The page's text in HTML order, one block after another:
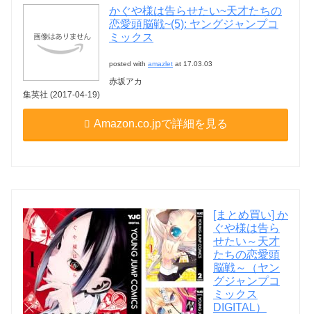
かぐや様は告らせたい~天才たちの
恋愛頭脳戦~(5): ヤングジャンプコ
ミックス
posted with amazlet at 17.03.03
赤坂アカ
集英社 (2017-04-19)
Amazon.co.jpで詳細を見る
[まとめ買い] か
ぐや様は告ら
せたい～天才
たちの恋愛頭
脳戦～（ヤン
グジャンプコ
ミックス
DIGITAL）